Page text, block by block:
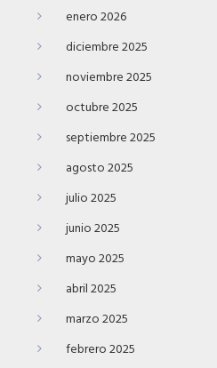
enero 2026
diciembre 2025
noviembre 2025
octubre 2025
septiembre 2025
agosto 2025
julio 2025
junio 2025
mayo 2025
abril 2025
marzo 2025
febrero 2025